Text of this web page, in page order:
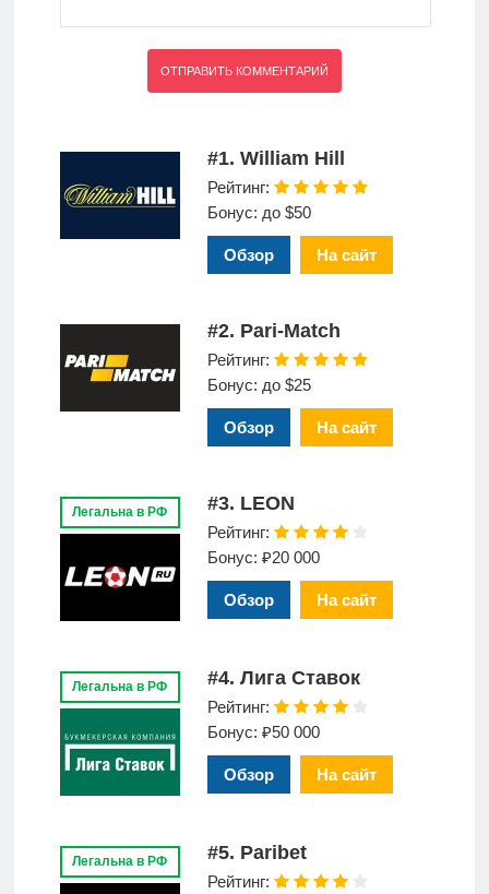
#1. William Hill
Рейтинг:
Бонус: до $50
Обзор На сайт
#2. Pari-Match
Рейтинг:
Бонус: до $25
Обзор На сайт
Легальна в РФ #3. LEON
Рейтинг:
Бонус: ₽20 000
Обзор На сайт
Легальна в РФ #4. Лига Ставок
Рейтинг:
Бонус: ₽50 000
Обзор На сайт
Легальна в РФ #5. Paribet
Рейтинг: